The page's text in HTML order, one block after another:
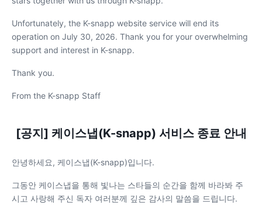
Unfortunately, the K-snapp website service will end its
operation on July 30, 2026. Thank you for your overwhelming
support and interest in K-snapp.
Thank you.
From the K-snapp Staff
[공지] 케이스냅(K-snapp) 서비스 종료 안내
안녕하세요, 케이스냅(K-snapp)입니다.
그동안 케이스냅을 통해 빛나는 스타들의 순간을 함께 바라봐 주
시고 사랑해 주신 독자 여러분께 깊은 감사의 말씀을 드립니다.